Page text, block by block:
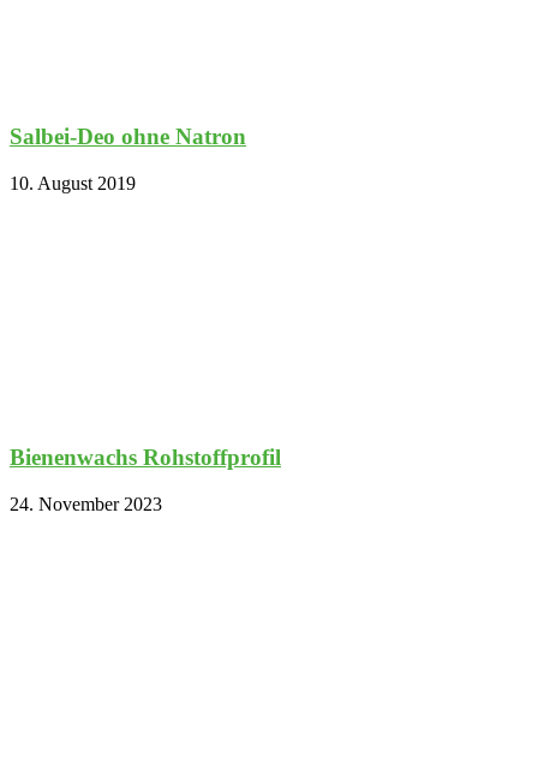
Salbei-Deo ohne Natron
10. August 2019
Bienenwachs Rohstoffprofil
24. November 2023